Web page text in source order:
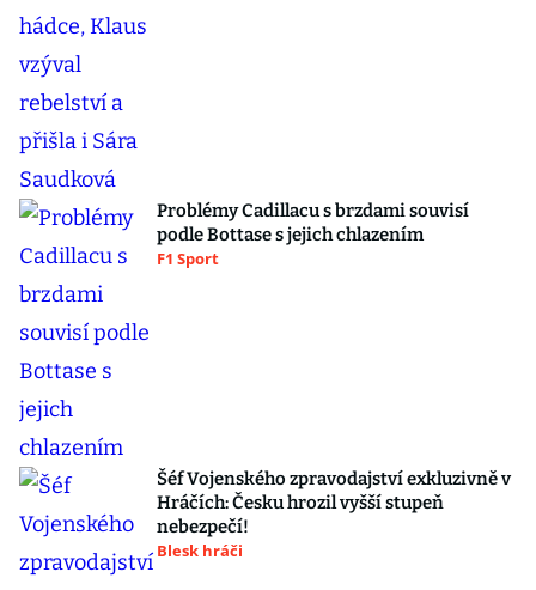
Problémy Cadillacu s brzdami souvisí
podle Bottase s jejich chlazením
F1 Sport
Šéf Vojenského zpravodajství exkluzivně v
Hráčích: Česku hrozil vyšší stupeň
nebezpečí!
Blesk hráči